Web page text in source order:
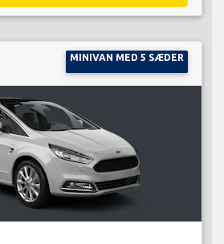
MINIVAN MED 5 SÆDER